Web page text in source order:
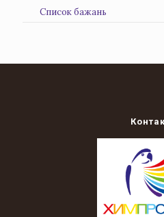
Список бажань